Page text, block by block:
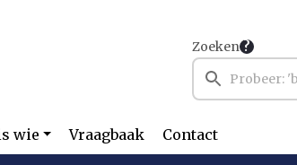
Zoeken
wie Vraagbaak Contact